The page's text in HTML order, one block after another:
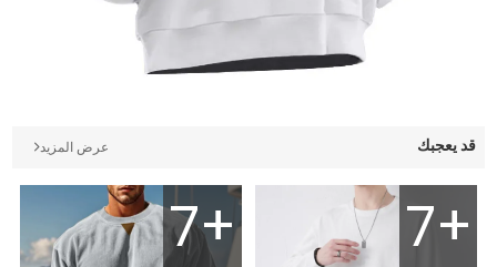
قد يعجبك عرض المزيد
7+
7+